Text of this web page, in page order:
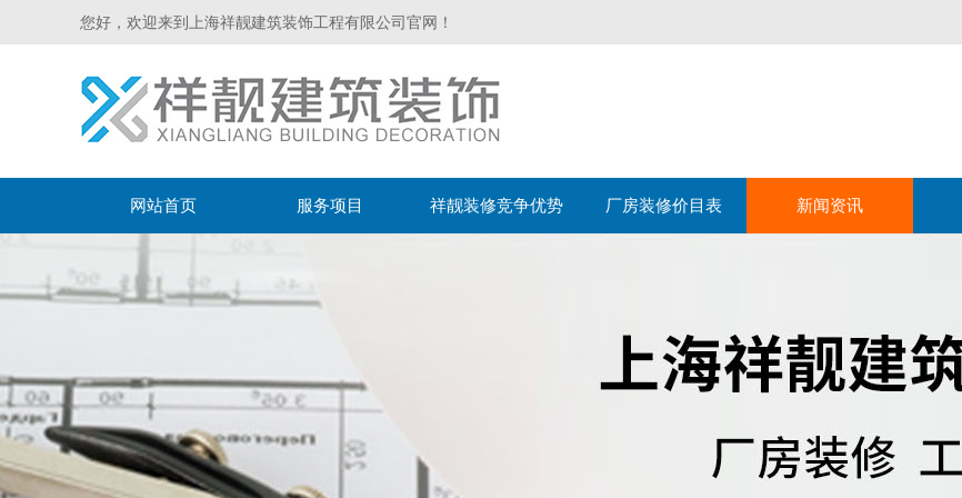
您好，欢迎来到上海祥靓建筑装饰工程有限公司官网！
网站首页 服务项目 祥靓装修竞争优势 厂房装修价目表 新闻资讯